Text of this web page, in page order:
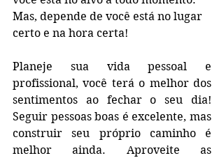
Mas, depende de você está no lugar
certo e na hora certa!
Planeje sua vida pessoal e
profissional, você terá o melhor dos
sentimentos ao fechar o seu dia!
Seguir pessoas boas é excelente, mas
construir seu próprio caminho é
melhor ainda. Aproveite as